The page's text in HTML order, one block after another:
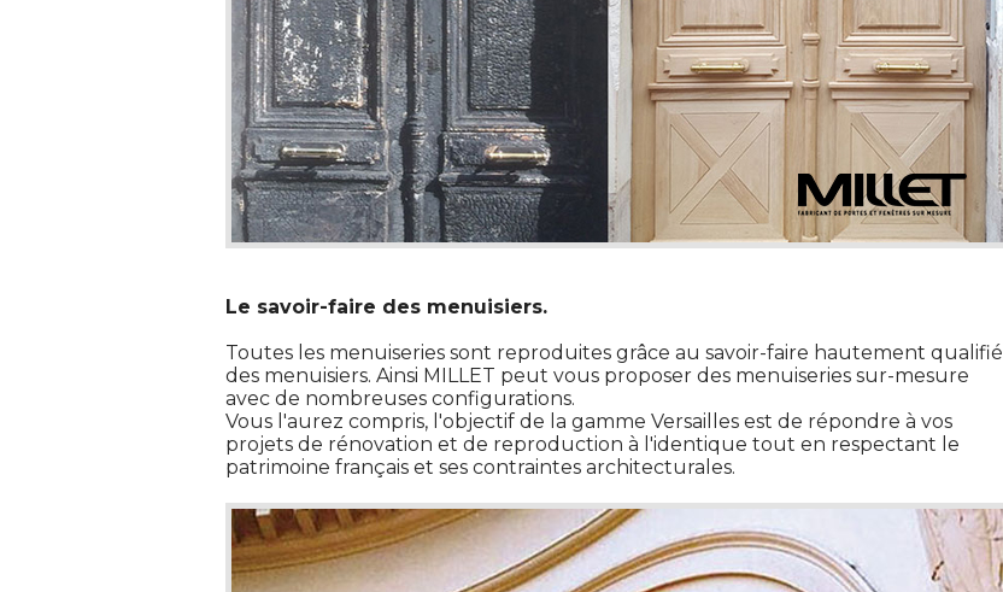
Le savoir-faire des menuisiers.
Toutes les menuiseries sont reproduites grâce au savoir-faire hautement qualifié
des menuisiers. Ainsi MILLET peut vous proposer des menuiseries sur-mesure
avec de nombreuses configurations.
Vous l'aurez compris, l'objectif de la gamme Versailles est de répondre à vos
projets de rénovation et de reproduction à l'identique tout en respectant le
patrimoine français et ses contraintes architecturales.